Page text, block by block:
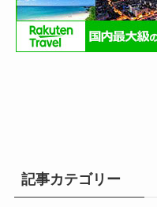
記事カテゴリー